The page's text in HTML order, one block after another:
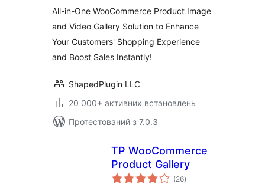
Product Image
Zoom and Lightbox
for WooCommerce
– Reno Product
WooGallery)
All-in-One WooCommerce Product Image
and Video Gallery Solution to Enhance
Your Customers' Shopping Experience
and Boost Sales Instantly!
ShapedPlugin LLC
20 000+ активних встановлень
Протестований з 7.0.3
TP WooCommerce
Product Gallery
(26загальний
рейтинг
)